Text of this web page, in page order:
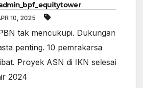
10, 2025
tak mencukupi. Dukungan
penting. 10 pemrakarsa
Proyek ASN di IKN selesai
2024